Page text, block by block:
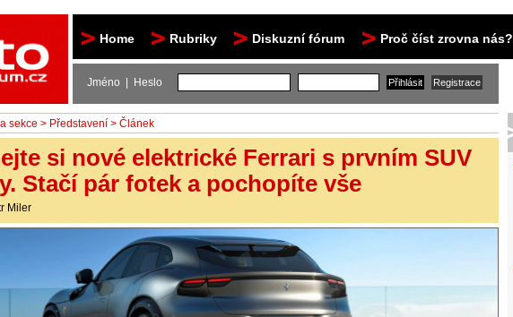
Home Rubriky Diskuzní fórum Proč číst zrovna nás?
Jméno | Heslo
sekce > Představení > Článek
si nové elektrické Ferrari s prvním SUV
Stačí pár fotek a pochopíte vše
Miler